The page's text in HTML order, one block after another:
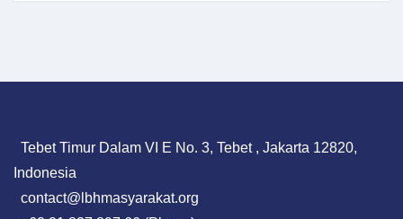
Tebet Timur Dalam VI E No. 3, Tebet , Jakarta 12820,
Indonesia
contact@lbhmasyarakat.org